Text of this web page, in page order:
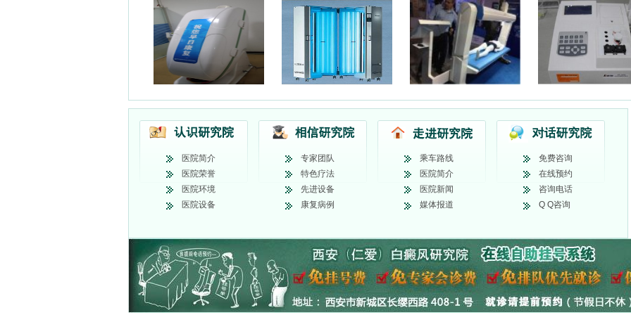
医院简介
医院荣誉
医院环境
医院设备
专家团队
特色疗法
先进设备
康复病例
乘车路线
医院简介
医院新闻
媒体报道
免费咨询
在线预约
咨询电话
Q Q咨询